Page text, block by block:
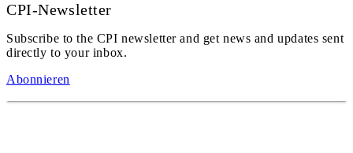
CPI-Newsletter
Subscribe to the CPI newsletter and get news and updates sent
directly to your inbox.
Abonnieren